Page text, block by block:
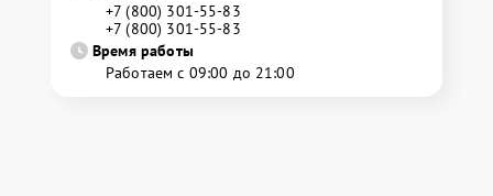
+7 (800) 301-55-83
+7 (800) 301-55-83
Время работы
Работаем с 09:00 до 21:00